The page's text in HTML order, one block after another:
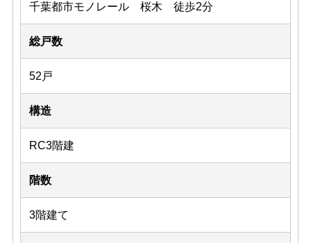
千葉都市モノレール 桜木 徒歩2分
総戸数
52戸
構造
RC3階建
階数
3階建て